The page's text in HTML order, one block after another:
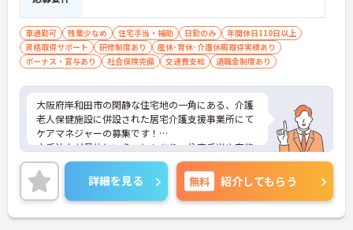
車通勤可 残業少なめ 住宅手当・補助 日勤のみ
年間休日110日以上
資格取得サポート
研修制度あり
産休･育休･介護休暇取得実績あり
ボーナス・賞与あり
社会保険完備 交通費支給 退職金制度あり
大阪府岸和田市の閑静な住宅地の一角にある、介護
老人保健施設に併設された居宅介護支援事業所にて
ケアマネジャーの募集です！
大手法人が母体ということもあり、住宅手当や家族
手当などの支給もあるので安心して長く働くことが
出来る環境が整っています。
17時台定時、年間休日は110日あり、メリハリのあ
る勤務が可能です。
興味をお持ちの方はお気軽にお問い合わせ下さい！
詳細を見る 無料 紹介してもらう